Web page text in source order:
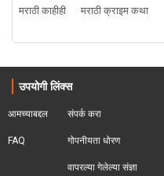
मराठी काहीही
मराठी क्राइम कथा
उपयोगी लिंक्स
आमच्याबद्दल
FAQ
संपर्क करा
गोपनीयता धोरण
वापरल्या गेलेल्या संज्ञा